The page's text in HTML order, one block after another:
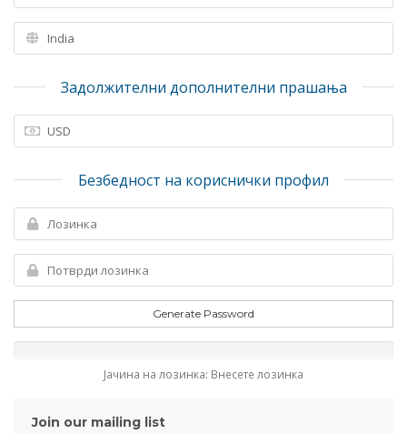
Задолжителни дополнителни прашања
Безбедност на кориснички профил
Generate Password
Јачина на лозинка: Внесете лозинка
Join our mailing list